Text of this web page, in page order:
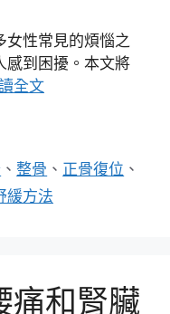
女性常見的煩惱之
感到困擾。本文將
全文
、整骨 、 正骨復位 、
緩方法
痛和腎臟